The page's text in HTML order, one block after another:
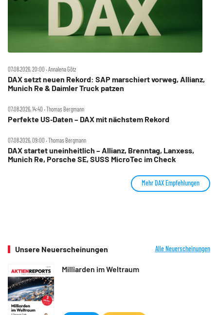
07.08.2026, 20:00 ‧ Annalena Götz
DAX setzt neuen Rekord: SAP marschiert vorweg, Allianz,
Munich Re & Daimler Truck patzen
07.08.2026, 14:40 ‧ Thomas Bergmann
Perfekte US‑Daten – DAX mit nächstem Rekord
07.08.2026, 09:00 ‧ Thomas Bergmann
DAX startet uneinheitlich – Allianz, Brenntag, Lanxess,
Munich Re, Porsche SE, SUSS MicroTec im Check
Mehr DAX Empfehlungen
Unsere Neuerscheinungen Alle Neuerscheinungen
Milliarden im Weltraum